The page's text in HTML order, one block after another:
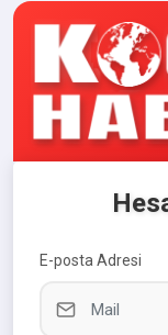
E-posta Adresi